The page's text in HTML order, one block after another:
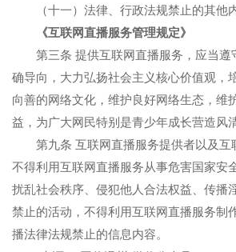
（十一）法律、行政法规禁止的其他
《互联网直播服务管理规定》
第三条 提供互联网直播服务，应当遵
确导向，大力弘扬社会主义核心价值观，
向善的网络文化，维护良好网络生态，维
益，为广大网民特别是青少年成长营造风
第九条 互联网直播服务提供者以及
不得利用互联网直播服务从事危害国家安
扰乱社会秩序、侵犯他人合法权益、传播
禁止的活动，不得利用互联网直播服务制
播法律法规禁止的信息内容。